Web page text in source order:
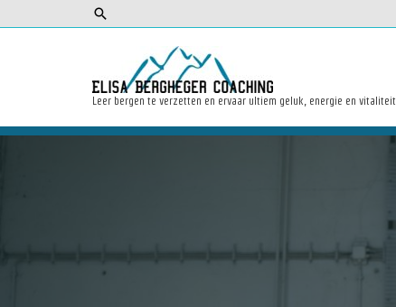
Leer bergen te verzetten en ervaar ultiem geluk, energie en vitaliteit